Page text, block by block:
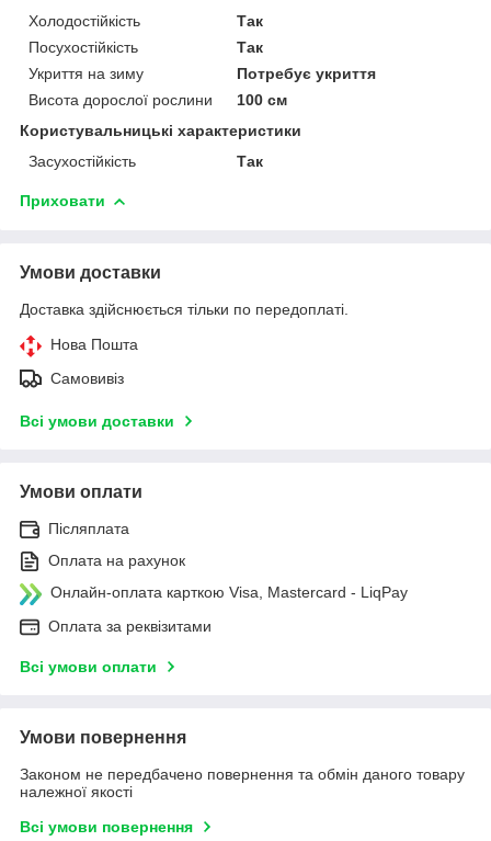
Холодостійкість
Так
Посухостійкість
Так
Укриття на зиму
Потребує укриття
Висота дорослої рослини
100 см
Користувальницькі характеристики
Засухостійкість
Так
Приховати
Умови доставки
Доставка здійснюється тільки по передоплаті.
Нова Пошта
Самовивіз
Всі умови доставки
Умови оплати
Післяплата
Оплата на рахунок
Онлайн-оплата карткою Visa, Mastercard - LiqPay
Оплата за реквізитами
Всі умови оплати
Умови повернення
Законом не передбачено повернення та обмін даного товару
належної якості
Всі умови повернення